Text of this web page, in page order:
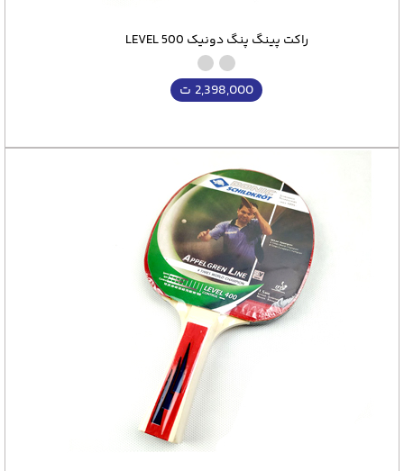
در این سری، تنوع در طراحی دسته، میزان چس
ادامه مطلب در پایین صفحه
راکت پینگ پنگ دونیک LEVEL 500
2,398,000 ت